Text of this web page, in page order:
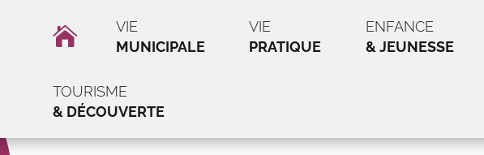

VIE
MUNICIPALE
VIE
PRATIQUE
ENFANCE
& JEUNESSE
TOURISME
& DÉCOUVERTE